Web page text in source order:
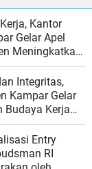
Kantor
Gelar Apel
Meningkatkan
Integritas,
Kampar Gelar
Budaya Kerja
Entry
RI